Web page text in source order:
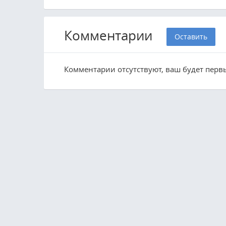
Комментарии Оставить
Комментарии отсутствуют, ваш будет